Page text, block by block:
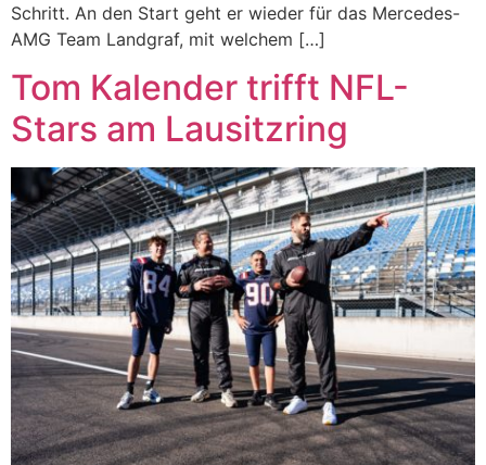
Schritt. An den Start geht er wieder für das Mercedes-
AMG Team Landgraf, mit welchem […]
Tom Kalender trifft NFL-
Stars am Lausitzring